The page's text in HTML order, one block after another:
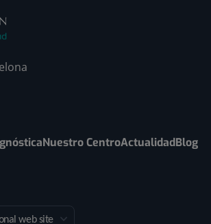
Nuestro CentroActualidadBlog
web site